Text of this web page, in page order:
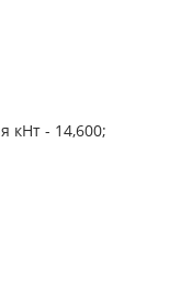
кНт - 14,600;